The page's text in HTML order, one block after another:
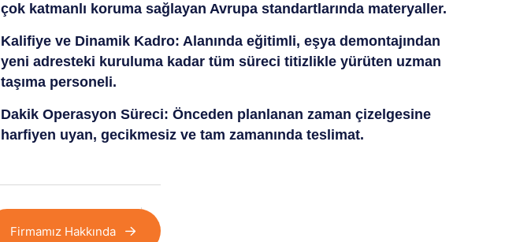
çok katmanlı koruma sağlayan Avrupa standartlarında materyaller.
Kalifiye ve Dinamik Kadro: Alanında eğitimli, eşya demontajından
yeni adresteki kuruluma kadar tüm süreci titizlikle yürüten uzman
taşıma personeli.
Dakik Operasyon Süreci: Önceden planlanan zaman çizelgesine
harfiyen uyan, gecikmesiz ve tam zamanında teslimat.
Firmamız Hakkında